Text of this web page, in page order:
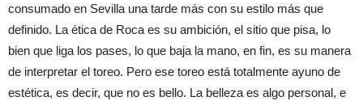
consumado en Sevilla una tarde más con su estilo más que
definido. La ética de Roca es su ambición, el sitio que pisa, lo
bien que liga los pases, lo que baja la mano, en fin, es su manera
de interpretar el toreo. Pero ese toreo está totalmente ayuno de
estética, es decir, que no es bello. La belleza es algo personal, e